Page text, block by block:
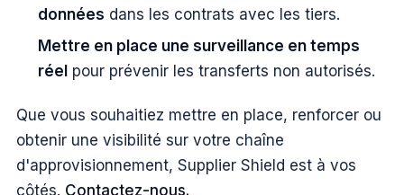
données dans les contrats avec les tiers.
Mettre en place une surveillance en temps
réel pour prévenir les transferts non autorisés.
Que vous souhaitiez mettre en place, renforcer ou
obtenir une visibilité sur votre chaîne
d'approvisionnement, Supplier Shield est à vos
côtés. Contactez-nous.